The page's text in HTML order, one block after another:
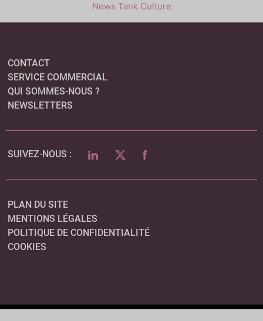
News Tank Culture
CONTACT
SERVICE COMMERCIAL
QUI SOMMES-NOUS ?
NEWSLETTERS
SUIVEZ-NOUS : LINKEDINTWITTERFACEBOOK
PLAN DU SITE
MENTIONS LÉGALES
POLITIQUE DE CONFIDENTIALITÉ
COOKIES